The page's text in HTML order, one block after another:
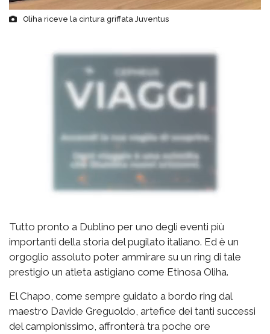
Oliha riceve la cintura griffata Juventus
Tutto pronto a Dublino per uno degli eventi più
importanti della storia del pugilato italiano. Ed è un
orgoglio assoluto poter ammirare su un ring di tale
prestigio un atleta astigiano come Etinosa Oliha.
El Chapo, come sempre guidato a bordo ring dal
maestro Davide Greguoldo, artefice dei tanti successi
del campionissimo, affronterà tra poche ore